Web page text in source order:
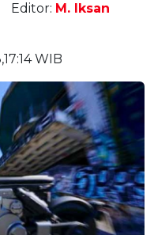
Editor: M. Iksan
WIB